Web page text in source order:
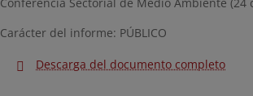
Carácter del informe: PÚBLICO
Descarga del documento completo